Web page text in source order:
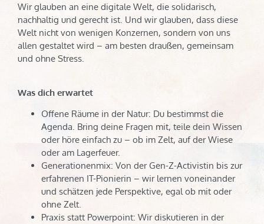
Wir glauben an eine digitale Welt, die solidarisch,
nachhaltig und gerecht ist. Und wir glauben, dass diese
Welt nicht von wenigen Konzernen, sondern von uns
allen gestaltet wird – am besten draußen, gemeinsam
und ohne Stress.
Was dich erwartet
Offene Räume in der Natur: Du bestimmst die
Agenda. Bring deine Fragen mit, teile dein Wissen
oder höre einfach zu – ob im Zelt, auf der Wiese
oder am Lagerfeuer.
Generationenmix: Von der Gen-Z-Activistin bis zur
erfahrenen IT-Pionierin – wir lernen voneinander
und schätzen jede Perspektive, egal ob mit oder
ohne Zelt.
Praxis statt Powerpoint: Wir diskutieren in der